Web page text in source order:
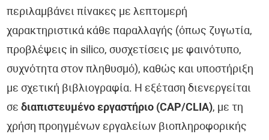
περιλαμβάνει πίνακες με λεπτομερή
χαρακτηριστικά κάθε παραλλαγής (όπως ζυγωτία,
προβλέψεις in silico, συσχετίσεις με φαινότυπο,
συχνότητα στον πληθυσμό), καθώς και υποστήριξη
με σχετική βιβλιογραφία. Η εξέταση διενεργείται
σεδιαπιστευμένο εργαστήριο (CAP/CLIA), με τη
χρήση προηγμένων εργαλείων βιοπληροφορικής